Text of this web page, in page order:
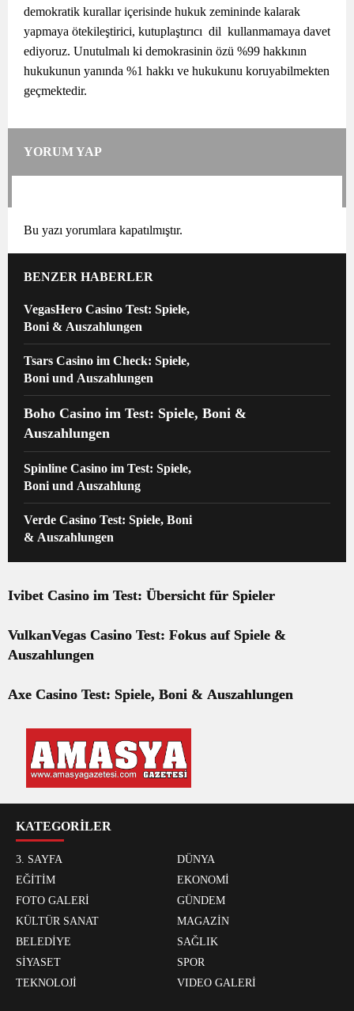
demokratik kurallar içerisinde hukuk zemininde kalarak
yapmaya ötekileştirici, kutuplaştırıcı dil kullanmamaya davet
ediyoruz. Unutulmalı ki demokrasinin özü %99 hakkının
hukukunun yanında %1 hakkı ve hukukunu koruyabilmekten
geçmektedir.
YORUM YAP
Bu yazı yorumlara kapatılmıştır.
BENZER HABERLER
VegasHero Casino Test: Spiele,
Boni & Auszahlungen
Tsars Casino im Check: Spiele,
Boni und Auszahlungen
Boho Casino im Test: Spiele, Boni &
Auszahlungen
Spinline Casino im Test: Spiele,
Boni und Auszahlung
Verde Casino Test: Spiele, Boni
& Auszahlungen
Ivibet Casino im Test: Übersicht für Spieler
VulkanVegas Casino Test: Fokus auf Spiele &
Auszahlungen
Axe Casino Test: Spiele, Boni & Auszahlungen
KATEGORİLER
3. SAYFA
DÜNYA
EĞİTİM
EKONOMİ
FOTO GALERİ
GÜNDEM
KÜLTÜR SANAT
MAGAZİN
BELEDİYE
SAĞLIK
SİYASET
SPOR
TEKNOLOJİ
VIDEO GALERİ